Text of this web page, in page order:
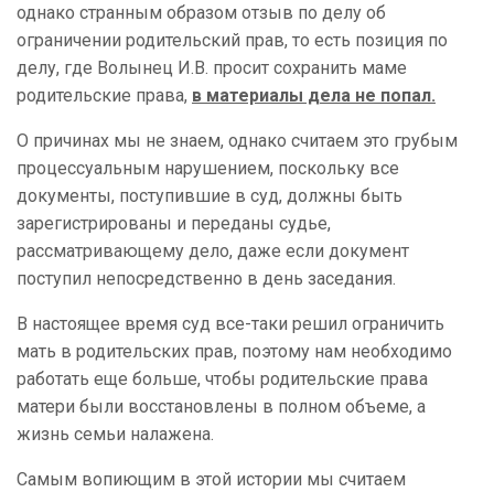
однако странным образом отзыв по делу об
ограничении родительский прав, то есть позиция по
делу, где Волынец И.В. просит сохранить маме
родительские права, в материалы дела не попал.
О причинах мы не знаем, однако считаем это грубым
процессуальным нарушением, поскольку все
документы, поступившие в суд, должны быть
зарегистрированы и переданы судье,
рассматривающему дело, даже если документ
поступил непосредственно в день заседания.
В настоящее время суд все-таки решил ограничить
мать в родительских прав, поэтому нам необходимо
работать еще больше, чтобы родительские права
матери были восстановлены в полном объеме, а
жизнь семьи налажена.
Самым вопиющим в этой истории мы считаем